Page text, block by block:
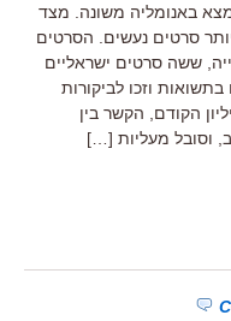
באנומליה משונה. מצד
סרטים נעשים. הסרטים
ששה סרטים ישראליים
וזכו לביקורות
הקודם, הקשר בין
וסובל מעליות […]